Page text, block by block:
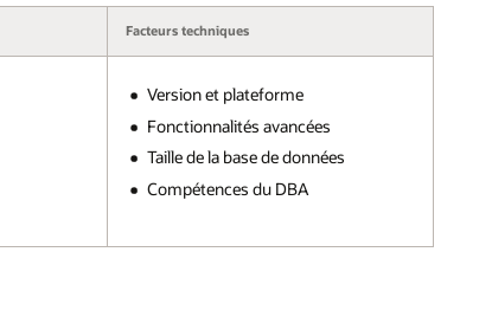
Facteurs techniques
Version et plateforme
Fonctionnalités avancées
Taille de la base de données
Compétences du DBA